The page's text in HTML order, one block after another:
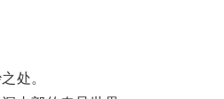
处。